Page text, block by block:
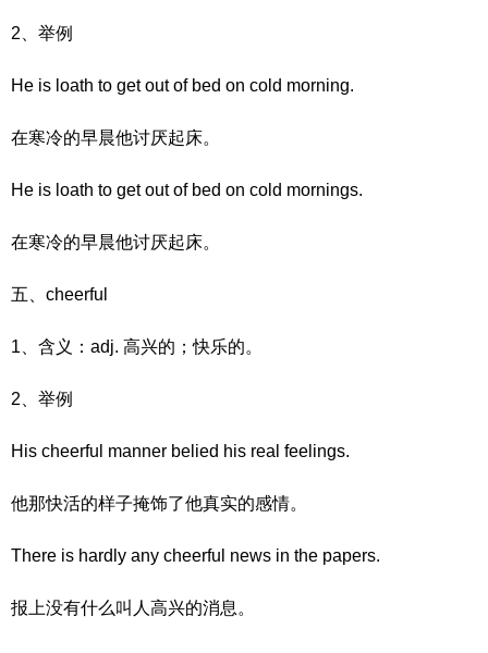
2、举例
He is loath to get out of bed on cold morning.
在寒冷的早晨他讨厌起床。
He is loath to get out of bed on cold mornings.
在寒冷的早晨他讨厌起床。
五、cheerful
1、含义：adj. 高兴的；快乐的。
2、举例
His cheerful manner belied his real feelings.
他那快活的样子掩饰了他真实的感情。
There is hardly any cheerful news in the papers.
报上没有什么叫人高兴的消息。